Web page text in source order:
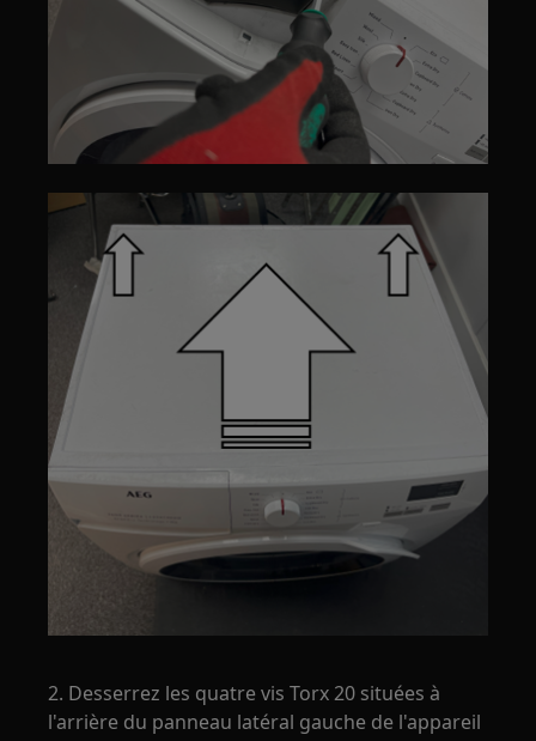
2. Desserrez les quatre vis Torx 20 situées à
l'arrière du panneau latéral gauche de l'appareil